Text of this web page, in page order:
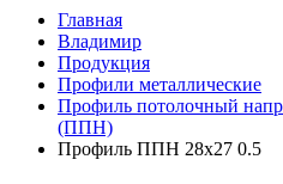
Главная
Владимир
Продукция
Профили металлические
Профиль потолочный
(ППН)
Профиль ППН 28х27 0.5